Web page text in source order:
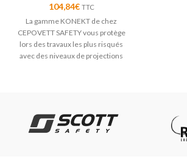
104,84€ TTC
La gamme KONEKT de chez
CEPOVETT SAFETY vous protège
lors des travaux les plus risqués
avec des niveaux de projections